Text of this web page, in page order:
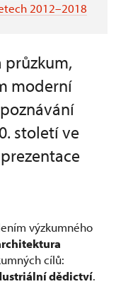
2012–2018
průzkum,
moderní
století ve
výzkumného
cílů:
dědictví.